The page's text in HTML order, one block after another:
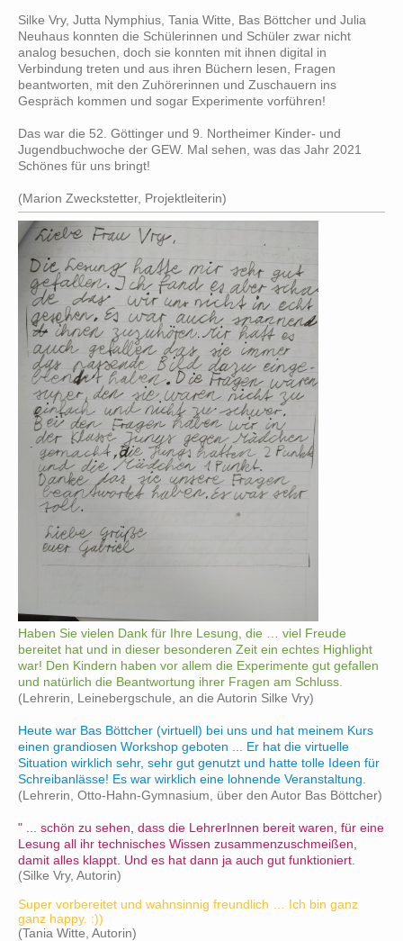
Silke Vry, Jutta Nymphius, Tania Witte, Bas Böttcher und Julia
Neuhaus konnten die Schülerinnen und Schüler zwar nicht
analog besuchen, doch sie konnten mit ihnen digital in
Verbindung treten und aus ihren Büchern lesen, Fragen
beantworten, mit den Zuhörerinnen und Zuschauern ins
Gespräch kommen und sogar Experimente vorführen!
Das war die 52. Göttinger und 9. Northeimer Kinder- und
Jugendbuchwoche der GEW. Mal sehen, was das Jahr 2021
Schönes für uns bringt!
(Marion Zweckstetter, Projektleiterin)
Haben Sie vielen Dank für Ihre Lesung, die … viel Freude
bereitet hat und in dieser besonderen Zeit ein echtes Highlight
war! Den Kindern haben vor allem die Experimente gut gefallen
und natürlich die Beantwortung ihrer Fragen am Schluss.
(Lehrerin, Leinebergschule, an die Autorin Silke Vry)
Heute war Bas Böttcher (virtuell) bei uns und hat meinem Kurs
einen grandiosen Workshop geboten ... Er hat die virtuelle
Situation wirklich sehr, sehr gut genutzt und hatte tolle Ideen für
Schreibanlässe! Es war wirklich eine lohnende Veranstaltung.
(Lehrerin, Otto-Hahn-Gymnasium, über den Autor Bas Böttcher)
" ... schön zu sehen, dass die LehrerInnen bereit waren, für eine
Lesung all ihr technisches Wissen zusammenzuschmeißen,
damit alles klappt. Und es hat dann ja auch gut funktioniert.
(Silke Vry, Autorin)
Super vorbereitet und wahnsinnig freundlich … Ich bin ganz
ganz happy. :))
(Tania Witte, Autorin)